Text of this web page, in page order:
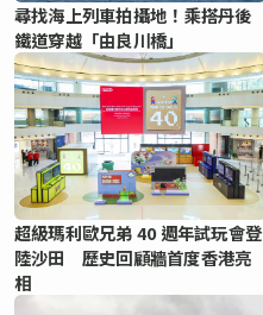
尋找海上列車拍攝地！乘搭丹後
鐵道穿越「由良川橋」
超級瑪利歐兄弟 40 週年試玩會登
陸沙田 歷史回顧牆首度香港亮
相